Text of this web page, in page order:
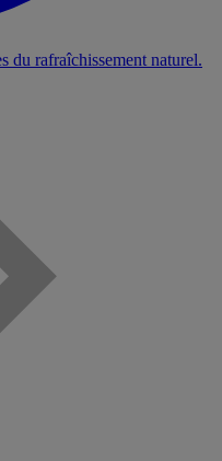
du rafraîchissement naturel.